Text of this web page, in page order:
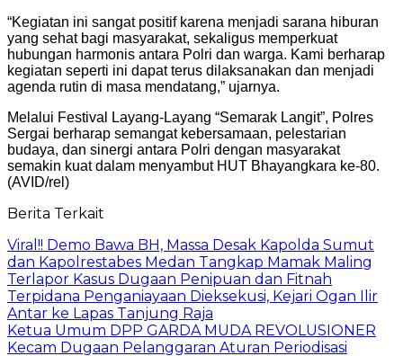
“Kegiatan ini sangat positif karena menjadi sarana hiburan
yang sehat bagi masyarakat, sekaligus memperkuat
hubungan harmonis antara Polri dan warga. Kami berharap
kegiatan seperti ini dapat terus dilaksanakan dan menjadi
agenda rutin di masa mendatang,” ujarnya.
Melalui Festival Layang-Layang “Semarak Langit”, Polres
Sergai berharap semangat kebersamaan, pelestarian
budaya, dan sinergi antara Polri dengan masyarakat
semakin kuat dalam menyambut HUT Bhayangkara ke-80.
(AVID/rel)
Berita Terkait
Viral!! Demo Bawa BH, Massa Desak Kapolda Sumut
dan Kapolrestabes Medan Tangkap Mamak Maling
Terlapor Kasus Dugaan Penipuan dan Fitnah
Terpidana Penganiayaan Dieksekusi, Kejari Ogan Ilir
Antar ke Lapas Tanjung Raja
Ketua Umum DPP GARDA MUDA REVOLUSIONER
Kecam Dugaan Pelanggaran Aturan Periodisasi